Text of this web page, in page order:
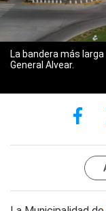
La bandera más
General Alvear.